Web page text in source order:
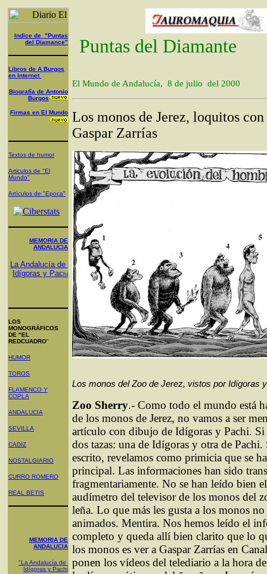
Indice de "Puntas
del Diamance"
L ibros de A.Burgos
en Internet
Biografía de Antonio
Burgos
Firmas en El Mundo
Textos de humor
Articulos de "El
Mundo"
Artículos de "Epoca"
MEMORIA DE
ANDALUCIA
La Andalucía de
Idígoras y Pachi
LOS
MONOGRÁFICOS
DE "EL
REDCUADRO"
HUMOR
TOROS
FLAMENCO Y
COPLA
ANDALUCIA
SEVILLA
CADIZ
NOSTALGIARIO
CURRO ROMERO
REAL BETIS
MEMORIA DE
ANDALUCIA
"La Andalucía de
Idígoras y Pachi
Puntas del Diamante
El Mundo de Andalucía, 8 de julio del 2000
Los monos de Jerez, loquitos
Gaspar Zarrías
Los monos del Zoo de Jerez, vistos por Idígoras
Zoo Sherry.- Como todo el mundo está
de los monos de Jerez, no vamos a ser
artículo con dibujo de Idígoras y Pachi. Si
dos tazas: una de Idígoras y otra de
escrito, revelamos como primicia que se
principal. Las informaciones han sido
fragmentariamente. No se han leído bien
audímetro del televisor de los monos del
leña. Lo que más les gusta a los monos
animados. Mentira. Nos hemos leído el
completo y queda allí bien clarito que lo
los monos es ver a Gaspar Zarrías en
ponen los vídeos del telediario a la hora